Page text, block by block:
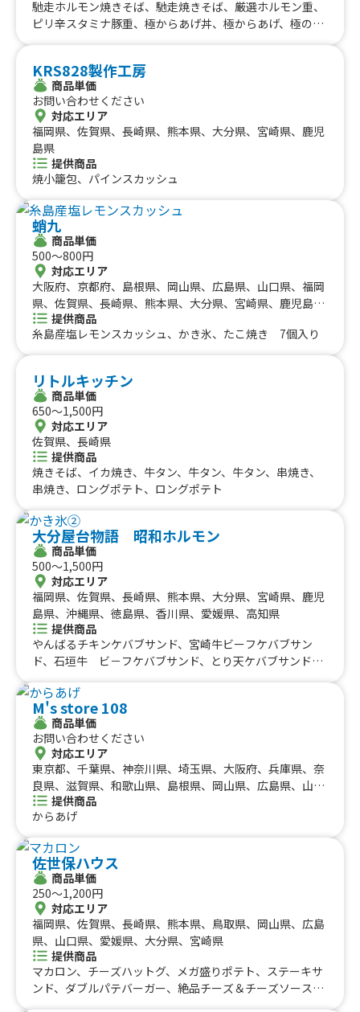
馳走ホルモン焼きそば、馳走焼きそば、厳選ホルモン重、
ピリ辛スタミナ豚重、極からあげ丼、極からあげ、極のた
KRS828製作工房
商品単価
お問い合わせください
対応エリア
福岡県、佐賀県、長崎県、熊本県、大分県、宮崎県、鹿児
島県
提供商品
焼小籠包、パインスカッシュ
蛸九
商品単価
500〜800円
対応エリア
大阪府、京都府、島根県、岡山県、広島県、山口県、福岡
県、佐賀県、長崎県、熊本県、大分県、宮崎県、鹿児島
県、沖縄県
提供商品
糸島産塩レモンスカッシュ、かき氷、たこ焼き 7個入り
リトルキッチン
商品単価
650〜1,500円
対応エリア
佐賀県、長崎県
提供商品
焼きそば、イカ焼き、牛タン、牛タン、牛タン、串焼き、
串焼き、ロングポテト、ロングポテト
大分屋台物語 昭和ホルモン
商品単価
500〜1,500円
対応エリア
福岡県、佐賀県、長崎県、熊本県、大分県、宮崎県、鹿児
島県、沖縄県、徳島県、香川県、愛媛県、高知県
提供商品
やんばるチキンケバブサンド、宮崎牛ビーフケバブサン
ド、石垣牛 ビ－フケバブサンド、とり天ケバブサンド、
クチキン、タンドリ－チキン、宮崎牛タン串（45cm）、
牛タン焼き、海鮮焼きそば、ホルモン串、海鮮ホタテ焼
き、イカ焼き、揚げたこ焼き、宇佐唐揚げ、トルネ－ドポ
テト、ハリケ－ンポテト、どっ缶 ぎゅーっと 冷やしみか
ん、どっ缶 ぎゅーっと 冷やしパイン、どっ缶 ぎゅーっと
冷やしマンゴー、かき氷、かき氷①、かき氷②、トルネ－
ドわたがし、トルネ－ドフラワ－わたあめ
M's store 108
商品単価
お問い合わせください
対応エリア
東京都、千葉県、神奈川県、埼玉県、大阪府、兵庫県、奈
良県、滋賀県、和歌山県、島根県、岡山県、広島県、山口
県、徳島県、香川県、愛媛県、京都府、愛知県、静岡県、
三重県、岐阜県、鳥取県、高知県、福岡県、長崎県、熊本
提供商品
からあげ
佐世保ハウス
商品単価
250〜1,200円
対応エリア
福岡県、佐賀県、長崎県、熊本県、鳥取県、岡山県、広島
県、山口県、愛媛県、大分県、宮崎県
提供商品
マカロン、チーズハットグ、メガ盛りポテト、ステーキサ
ンド、ダブルパテバーガー、絶品チーズ＆チーズソースバ